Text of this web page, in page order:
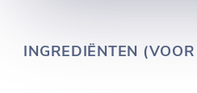
INGREDIËNTEN